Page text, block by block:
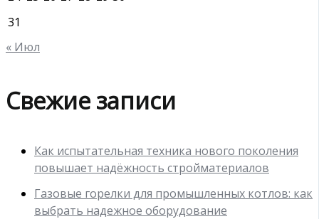
31
« Июл
Свежие записи
Как испытательная техника нового поколения
повышает надёжность стройматериалов
Газовые горелки для промышленных котлов: как
выбрать надежное оборудование